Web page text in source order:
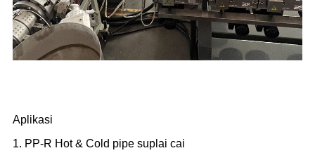
Aplikasi
1. PP-R Hot & Cold pipe suplai cai